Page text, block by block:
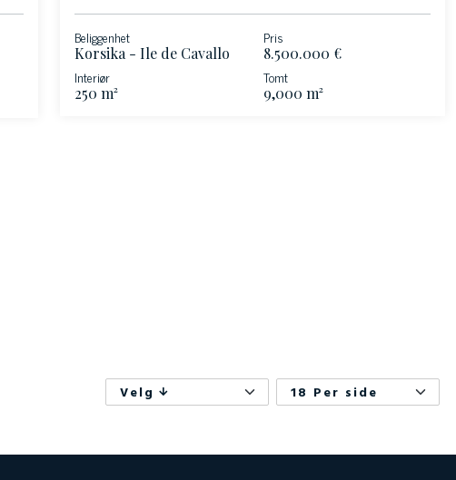
Beliggenhet
Korsika - Ile de Cavallo
Pris
8.500.000 €
Interiør
250 m²
Tomt
9,000 m²
Velg 18 Per side